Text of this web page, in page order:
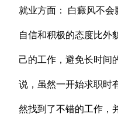
就业方面： 白癜风不会
自信和积极的态度比外
己的工作，避免长时间
说，虽然一开始求职时
然找到了不错的工作，